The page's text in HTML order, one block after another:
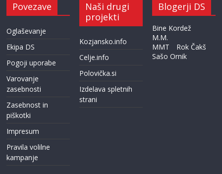
Povezave
Oglaševanje
Ekipa DS
Pogoji uporabe
Varovanje
zasebnosti
Zasebnost in
piškotki
Impresum
Pravila volilne
kampanje
Naši drugi
projekti
Kozjansko.info
Celje.info
Polovička.si
Izdelava spletnih
strani
Blogerji DS
Bine Kordež
M.M.
MMT
Rok Čakš
Sašo Ornik